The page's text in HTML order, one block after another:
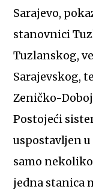
Sarajevo,
stanovnici
Tuzlanskog,
Sarajevskog,
Zeničko-
Postojeći
uspostavljen
samo
jedna stanica